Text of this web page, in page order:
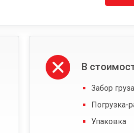
В
Забор
Погрузка-
Упаковка